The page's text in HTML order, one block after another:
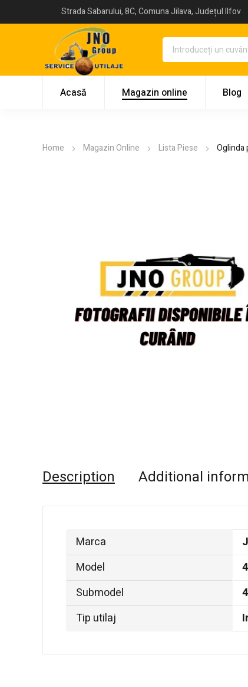
Strada Sabarului, 8C, Comuna Jilava, Județul Ilfov
Acasă Magazin online Blog
Home Magazin Online Lista Piese Oglinda
Description Additional
Marca
Model
Submodel
Tip utilaj